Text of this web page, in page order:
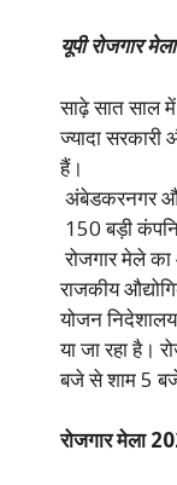
यूपी रोजगार
साढ़े सात साल
ज्यादा सरकारी
हैं।
अंबेडकरनगर
150 बड़ी
रोजगार मेले
राजकीय
योजन
या जा रहा है।
बजे से शाम 5
रोजगार मेला